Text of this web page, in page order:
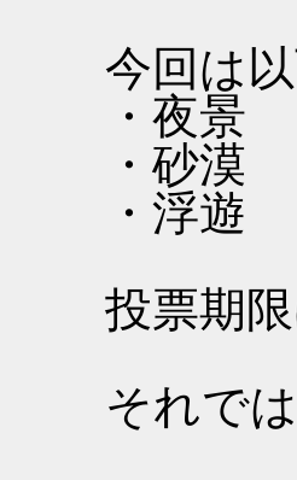
今回は以
・夜景
・砂漠
・浮遊
投票期限
それでは